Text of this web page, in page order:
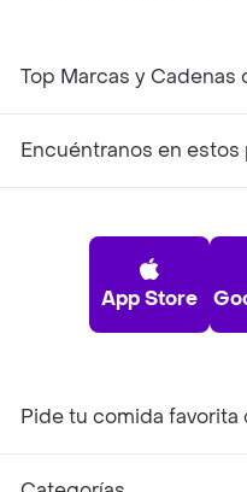
Top Marcas y Cadenas
Encuéntranos en estos
App Store
Pide tu comida favorita